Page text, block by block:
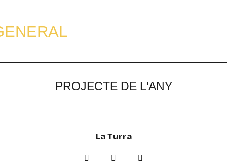
PROJECTE DE L'ANY
La Turra